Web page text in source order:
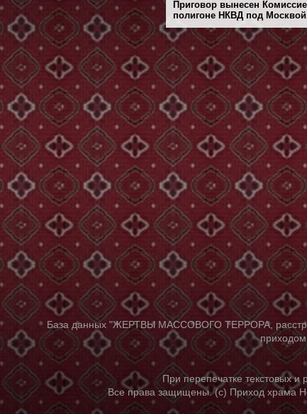
Приговор вынесен
полигоне НКВД под
База данных "ЖЕРТВЫ МАССОВОГО ТЕРРОРА,
При перепечатке текстовых
Все права защищены. (с) Приход храма